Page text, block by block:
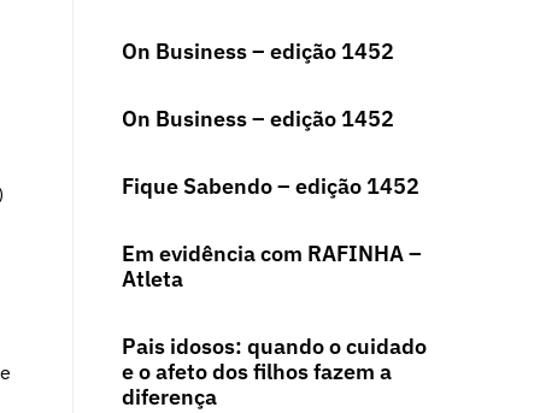
On Business – edição 1452
On Business – edição 1452
Fique Sabendo – edição 1452
Em evidência com RAFINHA –
Atleta
Pais idosos: quando o cuidado
e o afeto dos filhos fazem a
diferença